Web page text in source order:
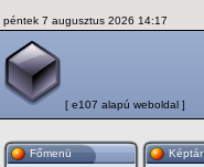
péntek 7 augusztus 2026 14:17
[ e107 alapú weboldal ]
Főmenü
Képtár